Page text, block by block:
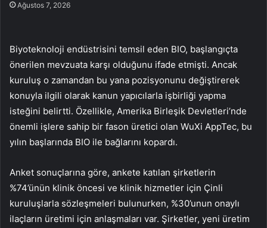
Ağustos 7, 2026
Biyoteknoloji endüstrisini temsil eden BIO, başlangıçta
önerilen mevzuata karşı olduğunu ifade etmişti. Ancak
kuruluş o zamandan bu yana pozisyonunu değiştirerek
konuyla ilgili olarak kanun yapıcılarla işbirliği yapma
isteğini belirtti. Özellikle, Amerika Birleşik Devletleri’nde
önemli işlere sahip bir fason üretici olan WuXi AppTec, bu
yılın başlarında BIO ile bağlarını kopardı.
Anket sonuçlarına göre, ankete katılan şirketlerin
%74’ünün klinik öncesi ve klinik hizmetler için Çinli
kuruluşlarla sözleşmeleri bulunurken, %30’unun onaylı
ilaçların üretimi için anlaşmaları var. Şirketler, yeni üretim